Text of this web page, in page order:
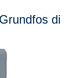
di